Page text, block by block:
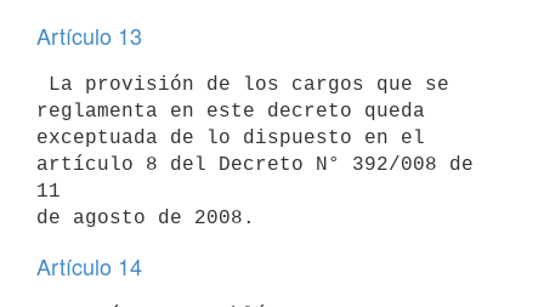
Artículo 13
reglamenta en este decreto queda
exceptuada de lo dispuesto en el
artículo 8 del Decreto N° 392/008 de
11
Artículo 14